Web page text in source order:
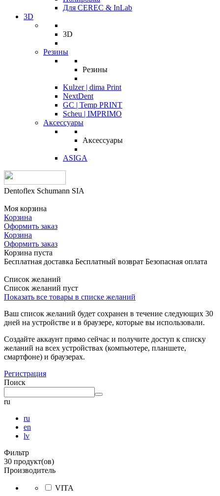
Для CEREC & InLab
3D
3D
Резины
Резины
Kulzer | dima Print
NextDent
GC | Temp PRINT
Scheu | IMPRIMO
Аксессуары
Аксессуары
ASIGA
Dentoflex Schumann SIA
Моя корзина
Корзина
Оформить заказ
Корзина
Оформить заказ
Корзина пуста
Бесплатная доставка Бесплатный возврат Безопасная оплата
Список желаний
Список желаний пуст
Показать все товары в списке желаний
Ваш список желаний будет сохранен в течение следующих 30
дней на устройстве и в браузере, которые вы использовали.
Создайте аккаунт прямо сейчас и получите доступ к списку
желаний на всех устройствах (компьютере, планшете,
смартфоне) и браузерах.
Регистрация
Поиск
ru
ru
en
lv
Фильтр
30 продукт(ов)
Производитель
VITA